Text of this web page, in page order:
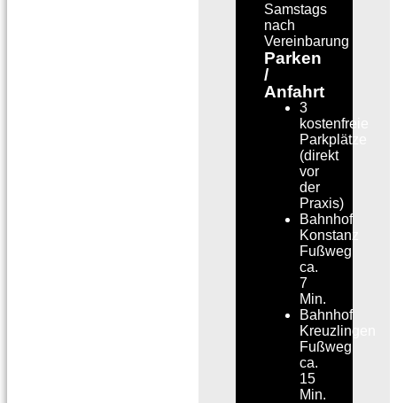
Samstags
nach
Vereinbarung
Parken
/
Anfahrt
3
kostenfreie
Parkplätze
(direkt
vor
der
Praxis)
Bahnhof
Konstanz
Fußweg
ca.
7
Min.
Bahnhof
Kreuzlingen
Fußweg
ca.
15
Min.